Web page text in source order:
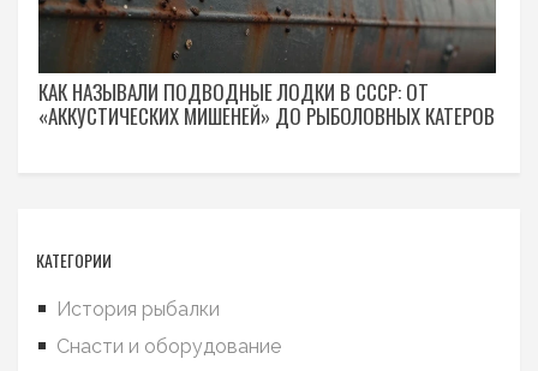
КАК НАЗЫВАЛИ ПОДВОДНЫЕ ЛОДКИ В СССР: ОТ
«АККУСТИЧЕСКИХ МИШЕНЕЙ» ДО РЫБОЛОВНЫХ КАТЕРОВ
КАТЕГОРИИ
История рыбалки
Снасти и оборудование